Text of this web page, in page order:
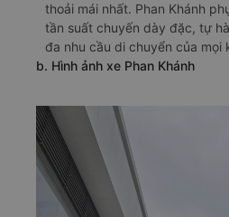
thoải mái nhất. Phan Khánh
tần suất chuyến dày đặc, tự
đa nhu cầu di chuyển của mọi
b. Hình ảnh xe Phan Khánh